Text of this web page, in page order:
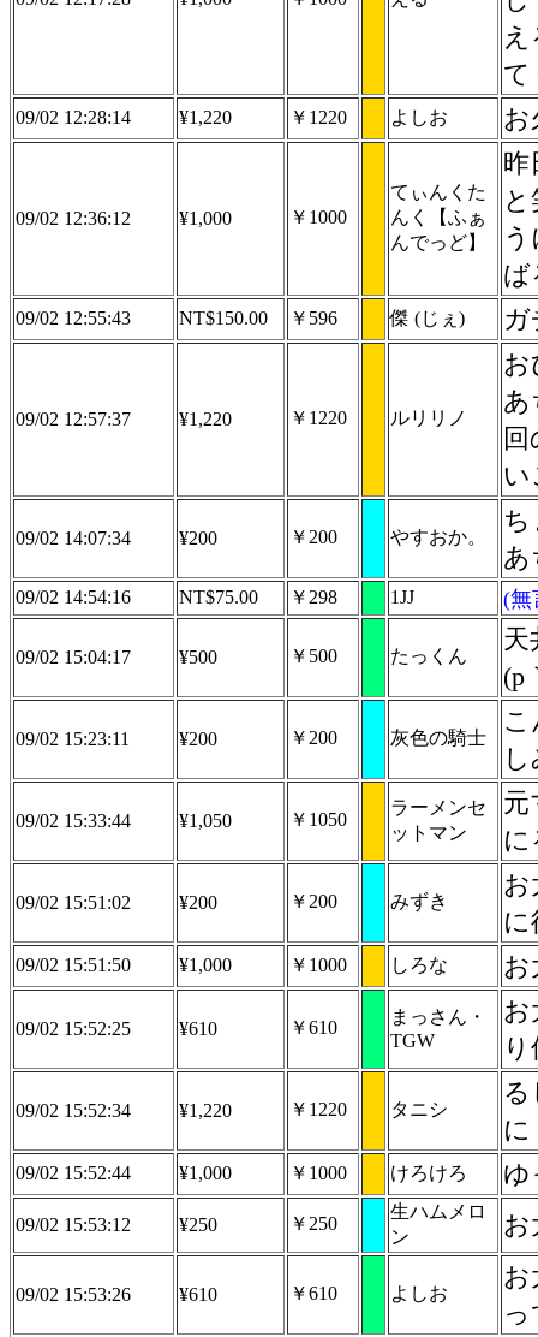
09/02 12:28:14 ¥1,220 ￥1220 よしお お
09/02 12:36:12 ¥1,000 ￥1000
てぃんくた
んく【ふぁ
んでっど】
昨
ば
09/02 12:55:43 NT$150.00 ￥596 傑 (じぇ)
09/02 12:57:37 ¥1,220 ￥1220 ルリリノ
お
あ
い
09/02 14:07:34 ¥200 ￥200 やすおか。
あ
09/02 14:54:16 NT$75.00 ￥298 1JJ (無
09/02 15:04:17 ¥500 ￥500 たっくん
天
(p
09/02 15:23:11 ¥200 ￥200 灰色の騎士
09/02 15:33:44 ¥1,050 ￥1050
ラーメンセ
ットマン
元
09/02 15:51:02 ¥200 ￥200 みずき
お
09/02 15:51:50 ¥1,000 ￥1000 しろな お
09/02 15:52:25 ¥610 ￥610
まっさん・
TGW
お
09/02 15:52:34 ¥1,220 ￥1220 タニシ
に
09/02 15:52:44 ¥1,000 ￥1000 けろけろ ゆ
09/02 15:53:12 ¥250 ￥250
生ハムメロ
ン
お
09/02 15:53:26 ¥610 ￥610 よしお
お